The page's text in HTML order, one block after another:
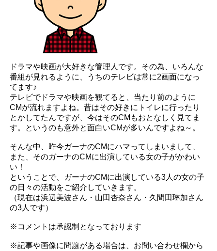
ドラマや映画が大好きな管理人です。その為、いろんな
番組が見れるように、うちのテレビは常に2画面になっ
てます♪
テレビでドラマや映画を観てると、当たり前のように
CMが流れますよね。昔はその好きにトイレに行ったり
とかしてたんですが、今はそのCMもおとなしく見てま
す。というのも意外と面白いCMが多いんですよね～。
そんな中、昨今ガーナのCMにハマってしまいまして、
また、そのガーナのCMに出演している女の子がかわい
い！
ということで、ガーナのCMに出演している3人の女の子
の日々の活動をご紹介していきます。
（現在は浜辺美波さん・山田杏奈さん・久間田琳加さん
の3人です）
※コメントは承認制となっております
※記事や画像に問題がある場合は、お問い合わせ欄から